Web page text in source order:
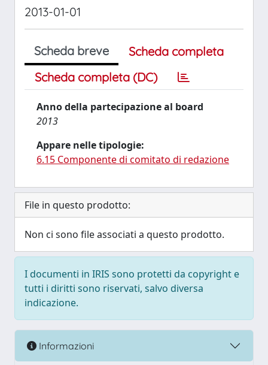
2013-01-01
Scheda breve
Scheda completa
Scheda completa (DC)
Anno della partecipazione al board
2013
Appare nelle tipologie:
6.15 Componente di comitato di redazione
File in questo prodotto:
Non ci sono file associati a questo prodotto.
I documenti in IRIS sono protetti da copyright e
tutti i diritti sono riservati, salvo diversa
indicazione.
Informazioni